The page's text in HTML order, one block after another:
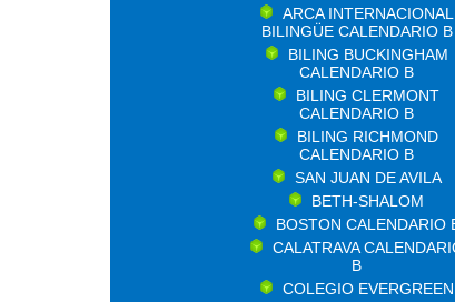
ARCA INTERNACIONAL
BILINGÜE CALENDARIO B
BILING BUCKINGHAM
CALENDARIO B
BILING CLERMONT
CALENDARIO B
BILING RICHMOND
CALENDARIO B
SAN JUAN DE AVILA
BETH-SHALOM
BOSTON CALENDARIO
CALATRAVA
B
COLEGIO EVERGREEN